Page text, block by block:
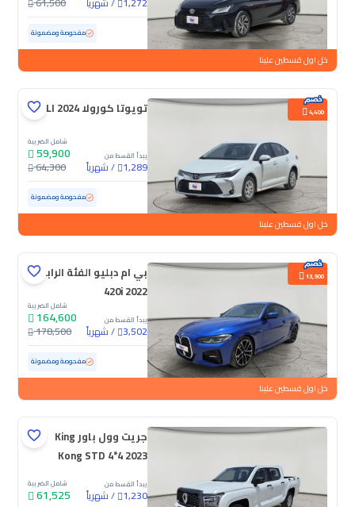
مستعملة 15,992 كم ممشى قليل مفحوصة ومضمونة
خل اول قسطين علينا
4,400 تويوتا كورولا XLI 2024
يبدأ القسط من
1,289
/شهرياً
شامل الضريبة
59,900
64,300
مستعملة 18,936 كم ممشى قليل مفحوصة ومضمونة
خل اول قسطين علينا
13,900
بي ام دبليو الفئة الرابعة
420i 2022
يبدأ القسط من
3,502
/شهرياً
شامل الضريبة
164,600
178,500
مستعملة 44,578 كم ممشى قليل مفحوصة ومضمونة
خل اول قسطين علينا
جريت وول باور King
Kong STD 4*4 2023
يبدأ القسط من
1,230
/شهرياً
شامل الضريبة
61,525